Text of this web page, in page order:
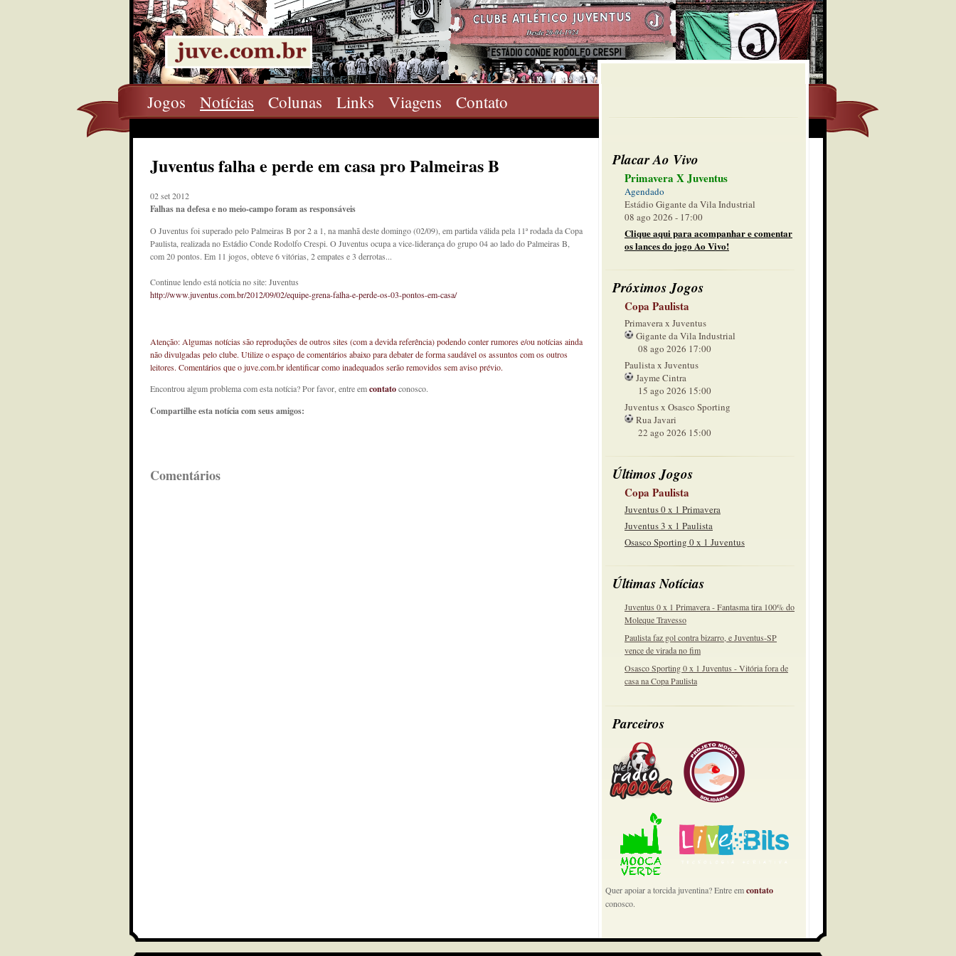
Jogos Notícias Colunas Links Viagens Contato
Placar Ao Vivo
Primavera X Juventus
Agendado
Estádio Gigante da Vila Industrial
08 ago 2026 - 17:00
Clique aqui para acompanhar e comentar
os lances do jogo Ao Vivo!
Próximos Jogos
Copa Paulista
Primavera x Juventus
Gigante da Vila Industrial
08 ago 2026 17:00
Paulista x Juventus
Jayme Cintra
15 ago 2026 15:00
Juventus x Osasco Sporting
Rua Javari
22 ago 2026 15:00
Últimos Jogos
Copa Paulista
Juventus 0 x 1 Primavera
Juventus 3 x 1 Paulista
Osasco Sporting 0 x 1 Juventus
Últimas Notícias
Juventus 0 x 1 Primavera - Fantasma tira 100% do
Moleque Travesso
Paulista faz gol contra bizarro, e Juventus-SP
vence de virada no fim
Osasco Sporting 0 x 1 Juventus - Vitória fora de
casa na Copa Paulista
Parceiros
Quer apoiar a torcida juventina? Entre emcontato
conosco.
Juventus falha e perde em casa pro Palmeiras B
02 set 2012
Falhas na defesa e no meio-campo foram as responsáveis
O Juventus foi superado pelo Palmeiras B por 2 a 1, na manhã deste domingo (02/09), em partida válida pela 11ª rodada da Copa
Paulista, realizada no Estádio Conde Rodolfo Crespi. O Juventus ocupa a vice-liderança do grupo 04 ao lado do Palmeiras B,
com 20 pontos. Em 11 jogos, obteve 6 vitórias, 2 empates e 3 derrotas...
Continue lendo está notícia no site: Juventus
http://www.juventus.com.br/2012/09/02/equipe-grena-falha-e-perde-os-03-pontos-em-casa/
Atenção: Algumas notícias são reproduções de outros sites (com a devida referência) podendo conter rumores e/ou notícias ainda
não divulgadas pelo clube. Utilize o espaço de comentários abaixo para debater de forma saudável os assuntos com os outros
leitores. Comentários que o juve.com.br identificar como inadequados serão removidos sem aviso prévio.
Encontrou algum problema com esta notícia? Por favor, entre emcontatoconosco.
Compartilhe esta notícia com seus amigos:
Comentários